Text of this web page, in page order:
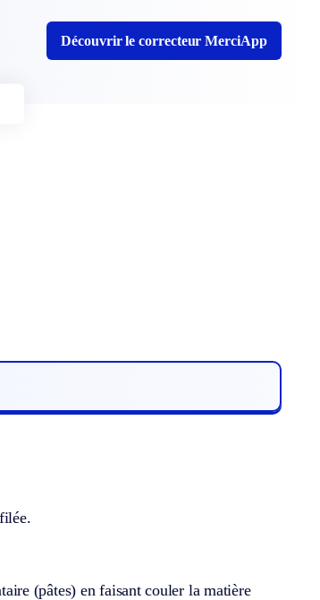
Découvrir le correcteur MerciApp
(pâtes) en faisant couler la matière